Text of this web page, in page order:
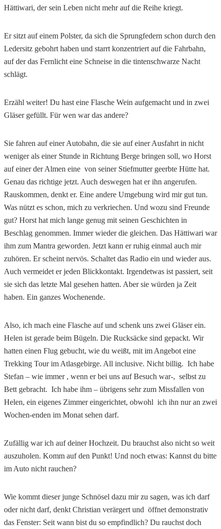
Hättiwari, der sein Leben nicht mehr auf die Reihe kriegt.
Er sitzt auf einem Polster, da sich die Sprungfedern schon durch den
Ledersitz gebohrt haben und starrt konzentriert auf die Fahrbahn,
auf der das Fernlicht eine Schneise in die tintenschwarze Nacht
schlägt.
Erzähl weiter! Du hast eine Flasche Wein aufgemacht und in zwei
Gläser gefüllt. Für wen war das andere?
Sie fahren auf einer Autobahn, die sie auf einer Ausfahrt in nicht
weniger als einer Stunde in Richtung Berge bringen soll, wo Horst
auf einer der Almen eine von seiner Stiefmutter geerbte Hütte hat.
Genau das richtige jetzt. Auch deswegen hat er ihn angerufen.
Rauskommen, denkt er. Eine andere Umgebung wird mir gut tun.
Was nützt es schon, mich zu verkriechen. Und wozu sind Freunde
gut? Horst hat mich lange genug mit seinen Geschichten in
Beschlag genommen. Immer wieder die gleichen. Das Hättiwari war
ihm zum Mantra geworden. Jetzt kann er ruhig einmal auch mir
zuhören. Er scheint nervös. Schaltet das Radio ein und wieder aus.
Auch vermeidet er jeden Blickkontakt. Irgendetwas ist passiert, seit
sie sich das letzte Mal gesehen hatten. Aber sie würden ja Zeit
haben. Ein ganzes Wochenende.
Also, ich mach eine Flasche auf und schenk uns zwei Gläser ein.
Helen ist gerade beim Bügeln. Die Rucksäcke sind gepackt. Wir
hatten einen Flug gebucht, wie du weißt, mit im Angebot eine
Trekking Tour im Atlasgebirge. All inclusive. Nicht billig. Ich habe
Stefan – wie immer , wenn er bei uns auf Besuch war-, selbst zu
Bett gebracht. Ich habe ihm – übrigens sehr zum Missfallen von
Helen, ein eigenes Zimmer eingerichtet, obwohl ich ihn nur an zwei
Wochen-enden im Monat sehen darf.
Zufällig war ich auf deiner Hochzeit. Du brauchst also nicht so weit
auszuholen. Komm auf den Punkt! Und noch etwas: Kannst du bitte
im Auto nicht rauchen?
Wie kommt dieser junge Schnösel dazu mir zu sagen, was ich darf
oder nicht darf, denkt Christian verärgert und öffnet demonstrativ
das Fenster: Seit wann bist du so empfindlich? Du rauchst doch